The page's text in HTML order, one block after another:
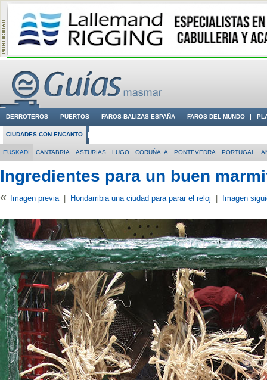
DERROTEROS PUERTOS FAROS-BALIZAS ESPAÑA FAROS DEL MUNDO
CIUDADES CON ENCANTO
EUSKADI CANTABRIA ASTURIAS LUGO CORUÑA. A PONTEVEDRA PORTUGAL
Ingredientes para un buen
« Imagen previa | Hondarribia una ciudad para parar el reloj | Imagen